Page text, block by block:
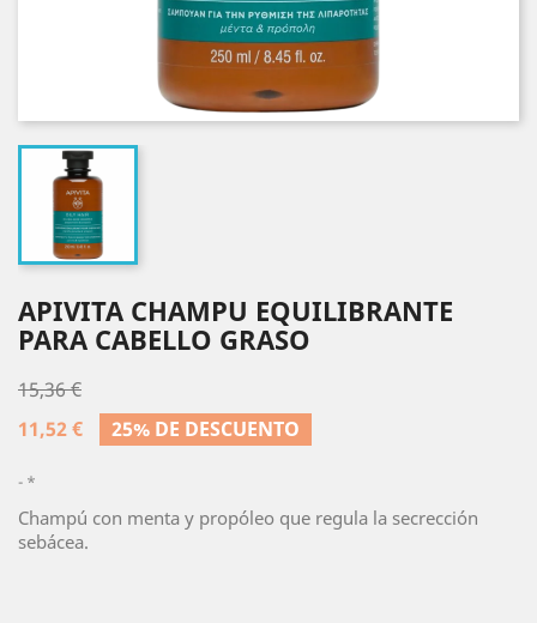
APIVITA CHAMPU EQUILIBRANTE
PARA CABELLO GRASO
15,36 €
11,52 €
25% DE DESCUENTO
*
Champú con menta y propóleo que regula la secrección
sebácea.